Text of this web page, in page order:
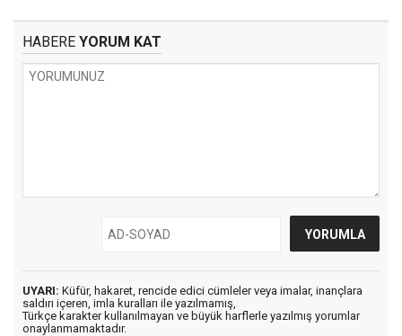
HABERE YORUM KAT
UYARI: Küfür, hakaret, rencide edici cümleler veya imalar, inançlara
saldırı içeren, imla kuralları ile yazılmamış,
Türkçe karakter kullanılmayan ve büyük harflerle yazılmış yorumlar
onaylanmamaktadır.